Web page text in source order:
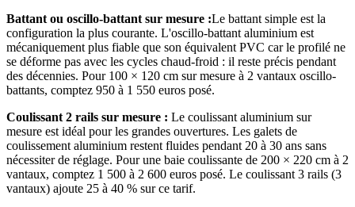
Battant ou oscillo-battant sur mesure :Le battant simple est la
configuration la plus courante. L'oscillo-battant aluminium est
mécaniquement plus fiable que son équivalent PVC car le profilé ne
se déforme pas avec les cycles chaud-froid : il reste précis pendant
des décennies. Pour 100 × 120 cm sur mesure à 2 vantaux oscillo-
battants, comptez 950 à 1 550 euros posé.
Coulissant 2 rails sur mesure : Le coulissant aluminium sur
mesure est idéal pour les grandes ouvertures. Les galets de
coulissement aluminium restent fluides pendant 20 à 30 ans sans
nécessiter de réglage. Pour une baie coulissante de 200 × 220 cm à 2
vantaux, comptez 1 500 à 2 600 euros posé. Le coulissant 3 rails (3
vantaux) ajoute 25 à 40 % sur ce tarif.